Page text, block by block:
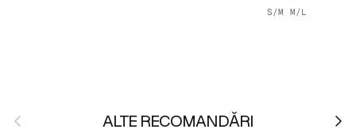
S/M M/L
Anterior ALTE RECOMANDĂRI